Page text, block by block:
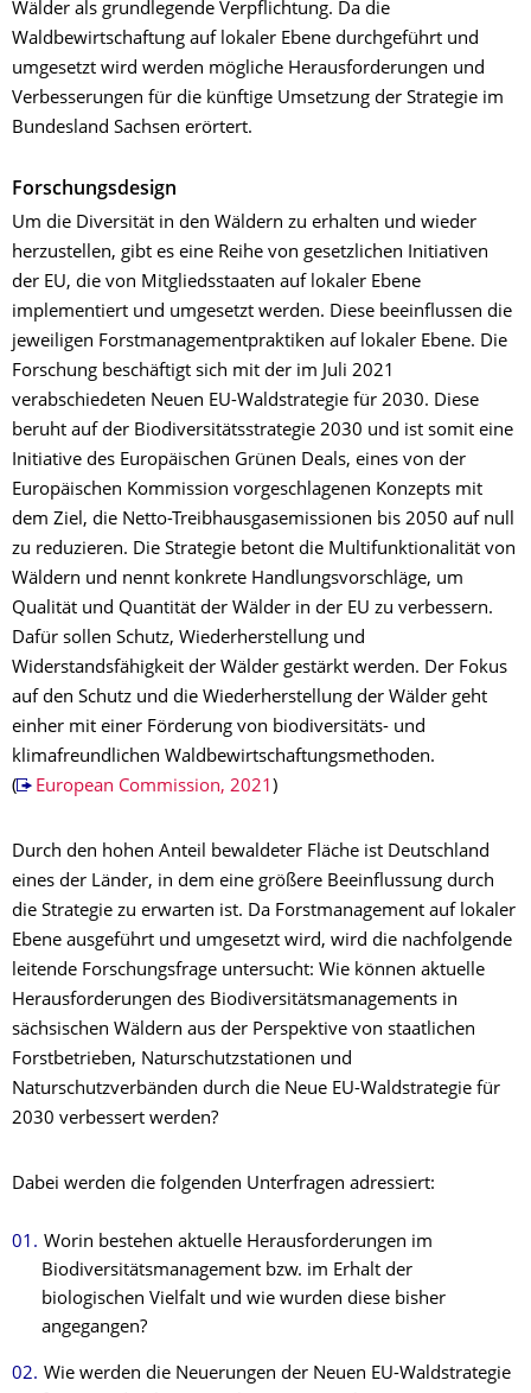
Wälder als grundlegende Verpflichtung. Da die
Waldbewirtschaftung auf lokaler Ebene durchgeführt und
umgesetzt wird werden mögliche Herausforderungen und
Verbesserungen für die künftige Umsetzung der Strategie im
Bundesland Sachsen erörtert.
Forschungsdesign
Um die Diversität in den Wäldern zu erhalten und wieder
herzustellen, gibt es eine Reihe von gesetzlichen Initiativen
der EU, die von Mitgliedsstaaten auf lokaler Ebene
implementiert und umgesetzt werden. Diese beeinflussen die
jeweiligen Forstmanagementpraktiken auf lokaler Ebene. Die
Forschung beschäftigt sich mit der im Juli 2021
verabschiedeten Neuen EU-Waldstrategie für 2030. Diese
beruht auf der Biodiversitätsstrategie 2030 und ist somit eine
Initiative des Europäischen Grünen Deals, eines von der
Europäischen Kommission vorgeschlagenen Konzepts mit
dem Ziel, die Netto-Treibhausgasemissionen bis 2050 auf null
zu reduzieren. Die Strategie betont die Multifunktionalität von
Wäldern und nennt konkrete Handlungsvorschläge, um
Qualität und Quantität der Wälder in der EU zu verbessern.
Dafür sollen Schutz, Wiederherstellung und
Widerstandsfähigkeit der Wälder gestärkt werden. Der Fokus
auf den Schutz und die Wiederherstellung der Wälder geht
einher mit einer Förderung von biodiversitäts- und
klimafreundlichen Waldbewirtschaftungsmethoden.
(
European Commission, 2021 )
Durch den hohen Anteil bewaldeter Fläche ist Deutschland
eines der Länder, in dem eine größere Beeinflussung durch
die Strategie zu erwarten ist. Da Forstmanagement auf lokaler
Ebene ausgeführt und umgesetzt wird, wird die nachfolgende
leitende Forschungsfrage untersucht: Wie können aktuelle
Herausforderungen des Biodiversitätsmanagements in
sächsischen Wäldern aus der Perspektive von staatlichen
Forstbetrieben, Naturschutzstationen und
Naturschutzverbänden durch die Neue EU-Waldstrategie für
2030 verbessert werden?
Dabei werden die folgenden Unterfragen adressiert:
Worin bestehen aktuelle Herausforderungen im
Biodiversitätsmanagement bzw. im Erhalt der
biologischen Vielfalt und wie wurden diese bisher
angegangen?
Wie werden die Neuerungen der Neuen EU-Waldstrategie